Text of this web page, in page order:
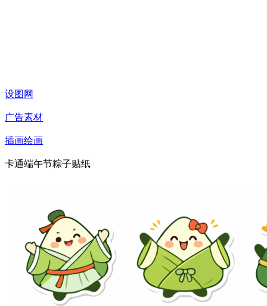
设图网
广告素材
插画绘画
卡通端午节粽子贴纸